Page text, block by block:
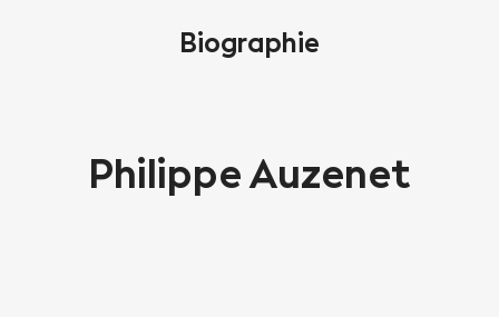
Biographie
Philippe Auzenet